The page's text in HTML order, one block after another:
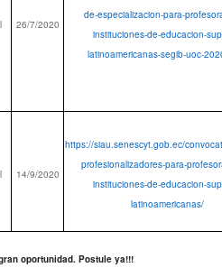
26/7/2020
de-especializacion-para-
instituciones-de-educacion-
latinoamericanas-segib-uoc-
14/9/2020
https://siau.senescyt.gob.ec/
profesionalizadores-para-
instituciones-de-educacion-
latinoamericanas/
oportunidad. Postule ya!!!